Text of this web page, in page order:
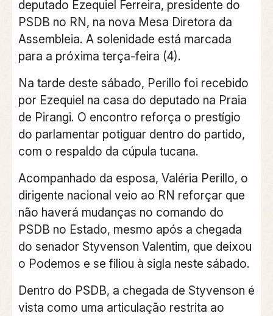
deputado Ezequiel Ferreira, presidente do
PSDB no RN, na nova Mesa Diretora da
Assembleia. A solenidade está marcada
para a próxima terça-feira (4).
Na tarde deste sábado, Perillo foi recebido
por Ezequiel na casa do deputado na Praia
de Pirangi. O encontro reforça o prestígio
do parlamentar potiguar dentro do partido,
com o respaldo da cúpula tucana.
Acompanhado da esposa, Valéria Perillo, o
dirigente nacional veio ao RN reforçar que
não haverá mudanças no comando do
PSDB no Estado, mesmo após a chegada
do senador Styvenson Valentim, que deixou
o Podemos e se filiou à sigla neste sábado.
Dentro do PSDB, a chegada de Styvenson é
vista como uma articulação restrita ao